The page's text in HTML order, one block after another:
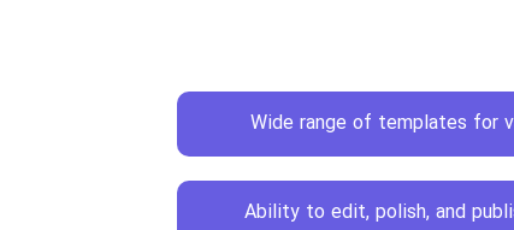
Wide range of templates for
Ability to edit, polish, and